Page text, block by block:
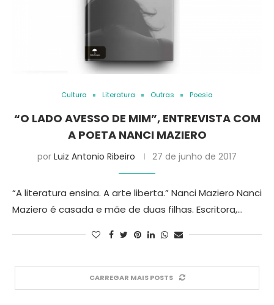
Cultura Literatura Outras Poesia
“O LADO AVESSO DE MIM”, ENTREVISTA COM
A POETA NANCI MAZIERO
por Luiz Antonio Ribeiro 27 de junho de 2017
“A literatura ensina. A arte liberta.” Nanci Maziero Nanci
Maziero é casada e mãe de duas filhas. Escritora,…
CARREGAR MAIS POSTS